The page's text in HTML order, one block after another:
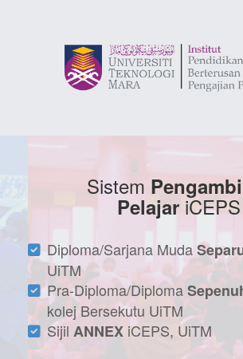
Sistem
PelajariCEPS
Diploma/Sarjana Muda
UiTM
Pra-Diploma/Diploma
kolej Bersekutu UiTM
Sijil ANNEX iCEPS, UiTM